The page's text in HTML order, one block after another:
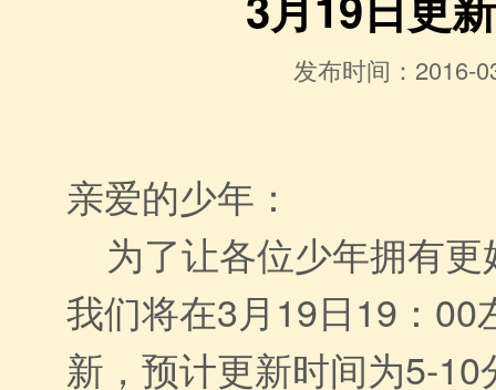
发布时间：2016-
亲爱的少年：
为了让各位少年拥有更
我们将在3月19日19：00
新，预计更新时间为5-